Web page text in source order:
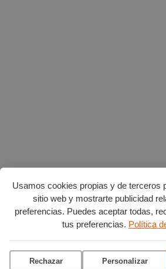
Usamos cookies propias y de terceros
sitio web y mostrarte publicidad
preferencias. Puedes aceptar todas,
tus preferencias. Política
Rechazar Personalizar